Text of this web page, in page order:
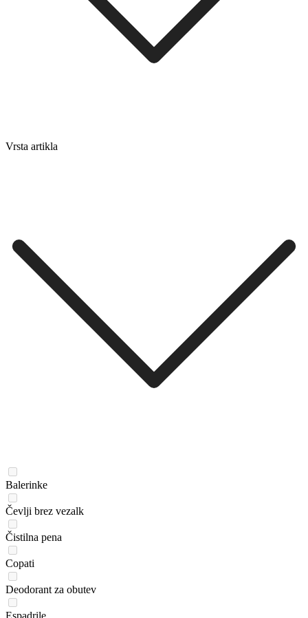
Vrsta artikla
Balerinke
Čevlji brez vezalk
Čistilna pena
Copati
Deodorant za obutev
Espadrile